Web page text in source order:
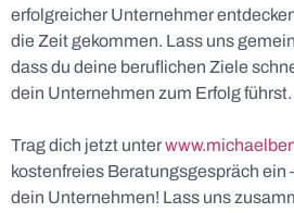
erfolgreicher Unternehmer
die Zeit gekommen. Lass uns
dass du deine beruflichen Ziele
dein Unternehmen zum Erfolg führst.
Trag dich jetzt unter
kostenfreies Beratungsgespräch ein
dein Unternehmen! Lass uns